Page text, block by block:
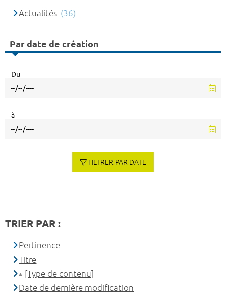
Actualités (36)
Par date de création
Du
à
FILTRER PAR DATE
TRIER PAR :
Pertinence
Titre
[Type de contenu]
Date de dernière modification